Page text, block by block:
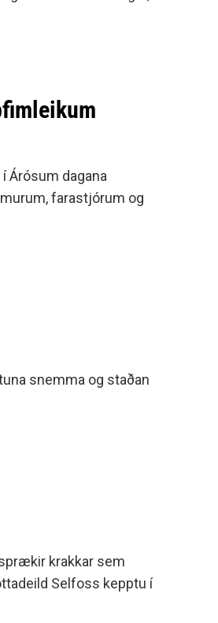
Árósum dagana
farastjórum og
snemma og staðan
krakkar sem
Selfoss kepptu í